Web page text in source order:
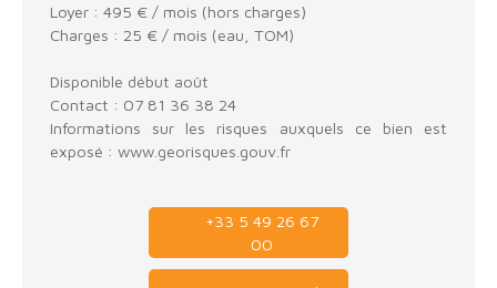
Loyer : 495 € / mois (hors charges)
Charges : 25 € / mois (eau, TOM)
Disponible début août
Contact : 07 81 36 38 24
Informations sur les risques auxquels ce bien est
exposé : www.georisques.gouv.fr
+33 5 49 26 67
00